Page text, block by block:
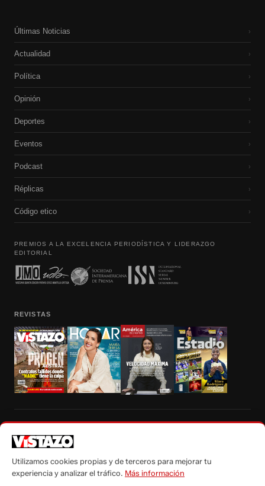
Últimas Noticias ›
Actualidad ›
Política ›
Opinión ›
Deportes ›
Eventos ›
Podcast ›
Réplicas ›
Código etico ›
PREMIOS A LA EXCELENCIA PERIODÍSTICA Y LIDERAZGO
EDITORIAL
REVISTAS
autorización escrita de su titular, de todos los contenidos de Vistazo.com.
Utilizamos cookies propias y de terceros para mejorar tu
experiencia y analizar el tráfico. Más información